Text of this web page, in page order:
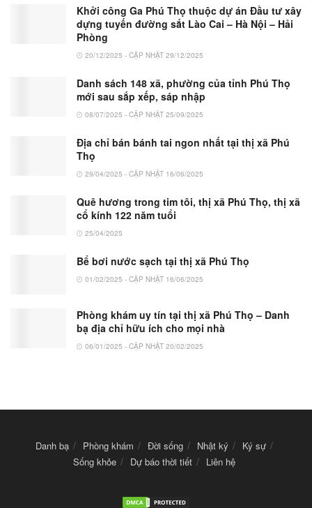
Khởi công Ga Phú Thọ thuộc dự án Đầu tư xây
dựng tuyến đường sắt Lào Cai – Hà Nội – Hải
Phòng
20/12/2025 - CẬP NHẬT 29/12/2025
Danh sách 148 xã, phường của tỉnh Phú Thọ
mới sau sắp xếp, sáp nhập
08/07/2025 - CẬP NHẬT 25/09/2025
Địa chỉ bán bánh tai ngon nhất tại thị xã Phú
Thọ
29/04/2025 - CẬP NHẬT 16/06/2025
Quê hương trong tim tôi, thị xã Phú Thọ, thị xã
cổ kính 122 năm tuổi
25/04/2025
Bể bơi nước sạch tại thị xã Phú Thọ
01/02/2025 - CẬP NHẬT 16/06/2025
Phòng khám uy tín tại thị xã Phú Thọ – Danh
bạ địa chỉ hữu ích cho mọi nhà
06/01/2025 - CẬP NHẬT 20/02/2025
Danh bạ Phòng khám Đời sống Nhật ký
Ký sự
Sống khỏe
Dự báo thời tiết Liên hệ